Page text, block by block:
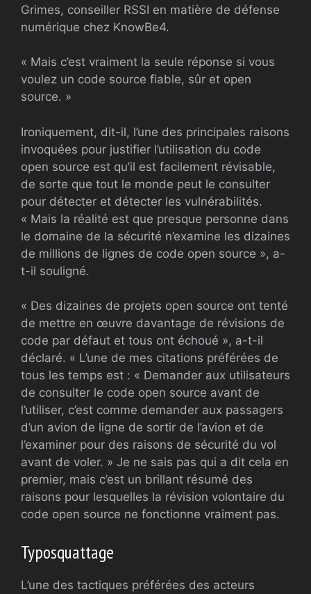
Grimes, conseiller RSSI en matière de défense
numérique chez KnowBe4.
« Mais c’est vraiment la seule réponse si vous
voulez un code source fiable, sûr et open
source. »
Ironiquement, dit-il, l’une des principales raisons
invoquées pour justifier l’utilisation du code
open source est qu’il est facilement révisable,
de sorte que tout le monde peut le consulter
pour détecter et détecter les vulnérabilités.
« Mais la réalité est que presque personne dans
le domaine de la sécurité n’examine les dizaines
de millions de lignes de code open source », a-
t-il souligné.
« Des dizaines de projets open source ont tenté
de mettre en œuvre davantage de révisions de
code par défaut et tous ont échoué », a-t-il
déclaré. « L’une de mes citations préférées de
tous les temps est : « Demander aux utilisateurs
de consulter le code open source avant de
l’utiliser, c’est comme demander aux passagers
d’un avion de ligne de sortir de l’avion et de
l’examiner pour des raisons de sécurité du vol
avant de voler. » Je ne sais pas qui a dit cela en
premier, mais c’est un brillant résumé des
raisons pour lesquelles la révision volontaire du
code open source ne fonctionne vraiment pas.
Typosquattage
L’une des tactiques préférées des acteurs